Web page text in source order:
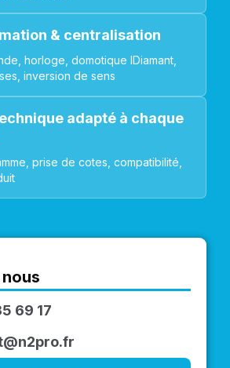
& centralisation
horloge, domotique IDiamant,
inversion de sens
adapté à chaque
prise de cotes, compatibilité,
69 17